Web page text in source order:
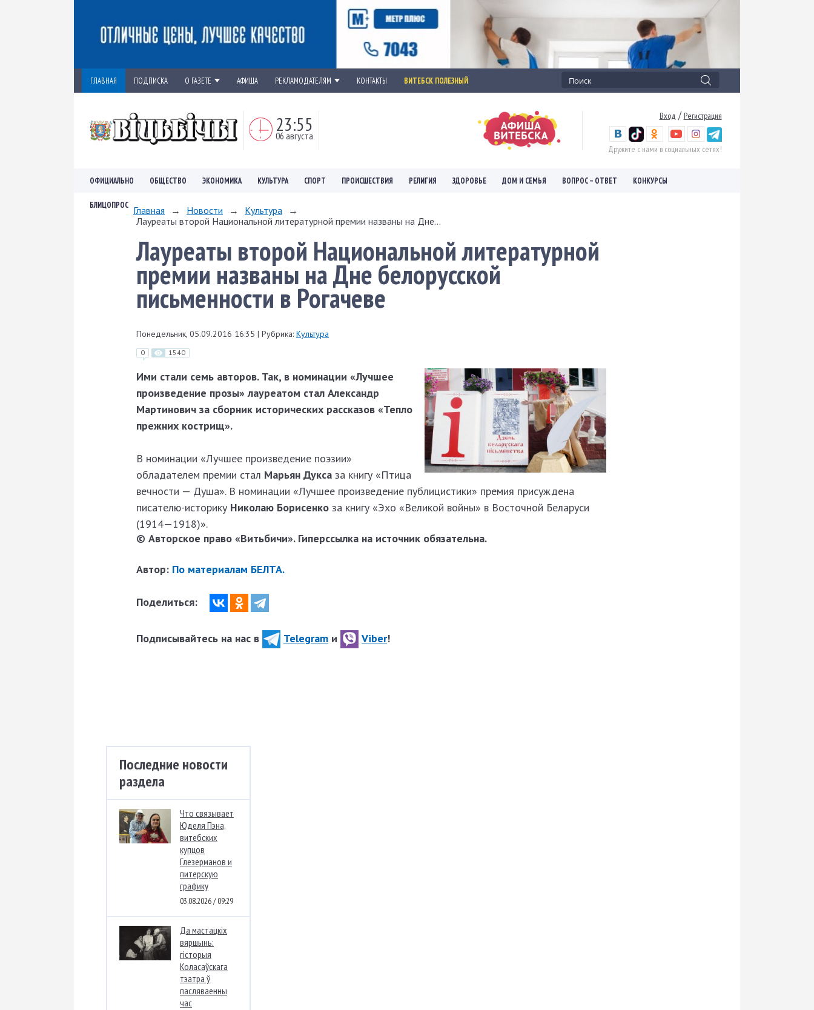
ГЛАВНАЯ ПОДПИСКА О ГАЗЕТЕ АФИША РЕКЛАМОДАТЕЛЯМ КОНТАКТЫ ВИТЕБСК ПОЛЕЗНЫЙ
23:55
06 августа
Вход / Регистрация
Дружите с нами в социальных сетях!
ОФИЦИАЛЬНО ОБЩЕСТВО ЭКОНОМИКА КУЛЬТУРА СПОРТ ПРОИСШЕСТВИЯ РЕЛИГИЯ ЗДОРОВЬЕ ДОМ И СЕМЬЯ ВОПРОС – ОТВЕТ КОНКУРСЫ
БЛИЦОПРОС Главная → Новости → Культура
→
Лауреаты второй Национальной литературной премии названы на Дне...
Лауреаты второй Национальной литературной
премии названы на Дне белорусской
письменности в Рогачеве
Понедельник, 05.09.2016 16:35 | Рубрика: Культура
0 1540
Ими стали семь авторов. Так, в номинации «Лучшее
произведение прозы» лауреатом стал Александр
Мартинович за сборник исторических рассказов «Тепло
прежних кострищ».
В номинации «Лучшее произведение поэзии»
обладателем премии стал Марьян Дукса за книгу «Птица
вечности — Душа». В номинации «Лучшее произведение публицистики» премия присуждена
писателю-историку Николаю Борисенко за книгу «Эхо «Великой войны» в Восточной Беларуси
(1914—1918)».
© Авторское право «Витьбичи». Гиперссылка на источник обязательна.
Автор: По материалам БЕЛТА.
Поделиться:
Подписывайтесь на нас в Telegram и Viber!
Последние новости
раздела
Что связывает
Юделя Пэна,
витебских
купцов
Глезерманов и
питерскую
графику
03.08.2026 / 09:29
Да мастацкіх
вяршынь:
гісторыя
Коласаўскага
тэатра ў
пасляваенны
час